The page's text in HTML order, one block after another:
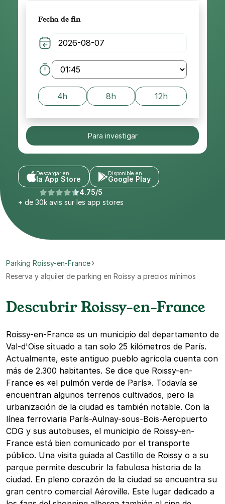
Fecha de fin
4h 8h 12h
Para investigar
Descargar en
la App Store
Disponible en
Google Play
4.75/5
+ de 30k avis sur les app stores
Parking Roissy-en-France
Reserva y alquiler de parking en Roissy a precios mínimos
Descubrir Roissy-en-France
Roissy-en-France es un municipio del departamento de
Val-d'Oise situado a tan solo 25 kilómetros de París.
Actualmente, este antiguo pueblo agrícola cuenta con
más de 2.300 habitantes. Se dice que Roissy-en-
France es «el pulmón verde de París». Todavía se
encuentran algunos terrenos cultivados, pero la
urbanización de la ciudad es también notable. Con la
línea ferroviaria París-Aulnay-sous-Bois-Aeropuerto
CDG y sus autobuses, el municipio de Roissy-en-
France está bien comunicado por el transporte
público. Una visita guiada al Castillo de Roissy o a su
parque permite descubrir la fabulosa historia de la
ciudad. En pleno corazón de la ciudad se encuentra su
gran centro comercial Aéroville. Este lugar dedicado a